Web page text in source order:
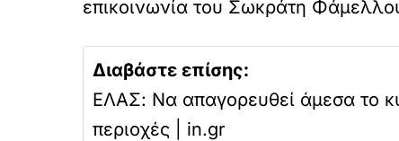
επικοινωνία του Σωκράτη
Διαβάστε επίσης:
ΕΛΑΣ: Να απαγορευθεί άμεσα το
περιοχές | in.gr